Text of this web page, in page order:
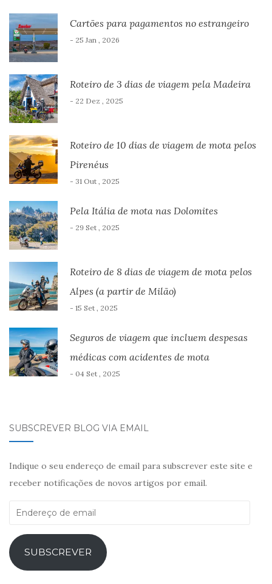
Cartões para pagamentos no estrangeiro
- 25 Jan , 2026
Roteiro de 3 dias de viagem pela Madeira
- 22 Dez , 2025
Roteiro de 10 dias de viagem de mota pelos
Pirenéus
- 31 Out , 2025
Pela Itália de mota nas Dolomites
- 29 Set , 2025
Roteiro de 8 dias de viagem de mota pelos
Alpes (a partir de Milão)
- 15 Set , 2025
Seguros de viagem que incluem despesas
médicas com acidentes de mota
- 04 Set , 2025
SUBSCREVER BLOG VIA EMAIL
Indique o seu endereço de email para subscrever este site e
receber notificações de novos artigos por email.
Endereço
email
SUBSCREVER